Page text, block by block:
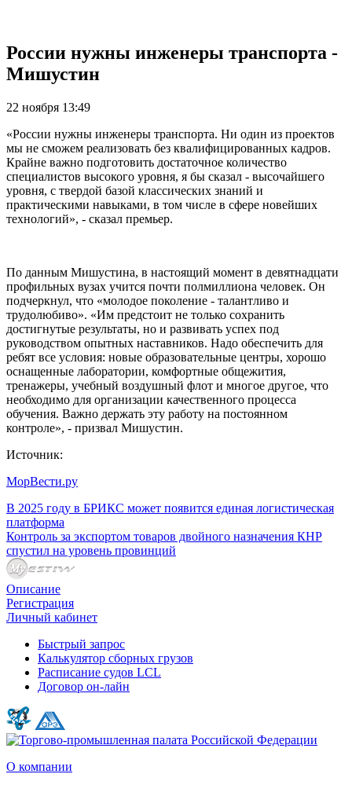
России нужны инженеры транспорта -
Мишустин
22 ноября 13:49
«России нужны инженеры транспорта. Ни один из проектов
мы не сможем реализовать без квалифицированных кадров.
Крайне важно подготовить достаточное количество
специалистов высокого уровня, я бы сказал - высочайшего
уровня, с твердой базой классических знаний и
практическими навыками, в том числе в сфере новейших
технологий», - сказал премьер.
По данным Мишустина, в настоящий момент в девятнадцати
профильных вузах учится почти полмиллиона человек. Он
подчеркнул, что «молодое поколение - талантливо и
трудолюбиво». «Им предстоит не только сохранить
достигнутые результаты, но и развивать успех под
руководством опытных наставников. Надо обеспечить для
ребят все условия: новые образовательные центры, хорошо
оснащенные лаборатории, комфортные общежития,
тренажеры, учебный воздушный флот и многое другое, что
необходимо для организации качественного процесса
обучения. Важно держать эту работу на постоянном
контроле», - призвал Мишустин.
Источник:
МорВести.ру
В 2025 году в БРИКС может появится единая логистическая
платформа
Контроль за экспортом товаров двойного назначения КНР
спустил на уровень провинций
Описание
Регистрация
Личный кабинет
Быстрый запрос
Калькулятор сборных грузов
Расписание судов LCL
Договор он-лайн
О компании